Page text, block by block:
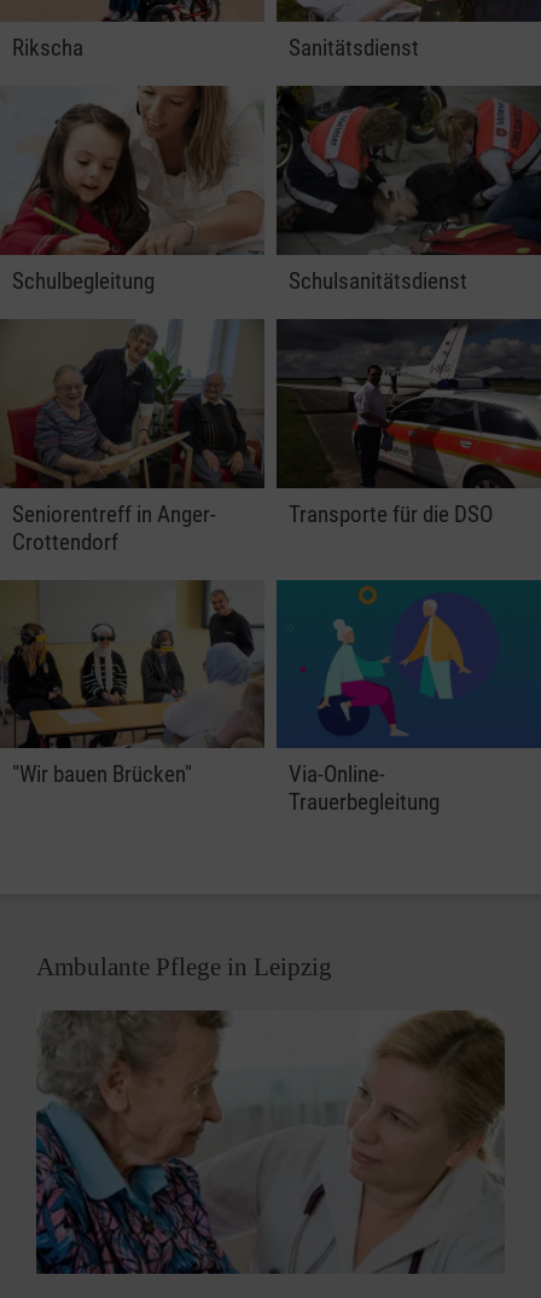
Rikscha Sanitätsdienst
Schulbegleitung Schulsanitätsdienst
Seniorentreff in Anger-
Crottendorf
Transporte für die DSO
"Wir bauen Brücken"
Via-Online-
Trauerbegleitung
Ambulante Pflege in Leipzig